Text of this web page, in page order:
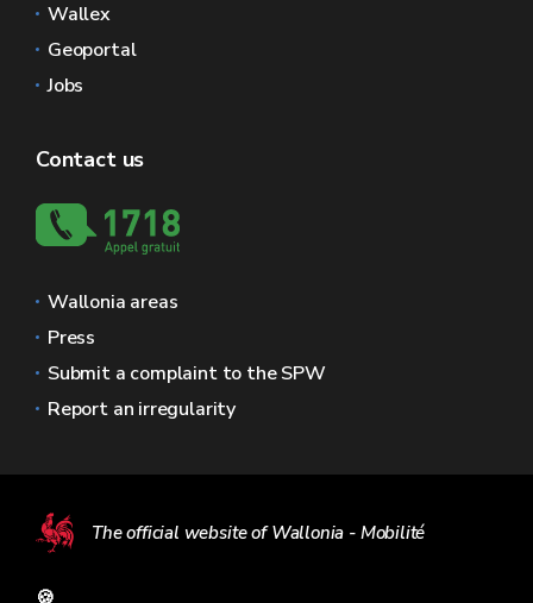
Wallex
Geoportal
Jobs
Contact us
Wallonia areas
Press
Submit a complaint to the SPW
Report an irregularity
The official website of Wallonia - Mobilité